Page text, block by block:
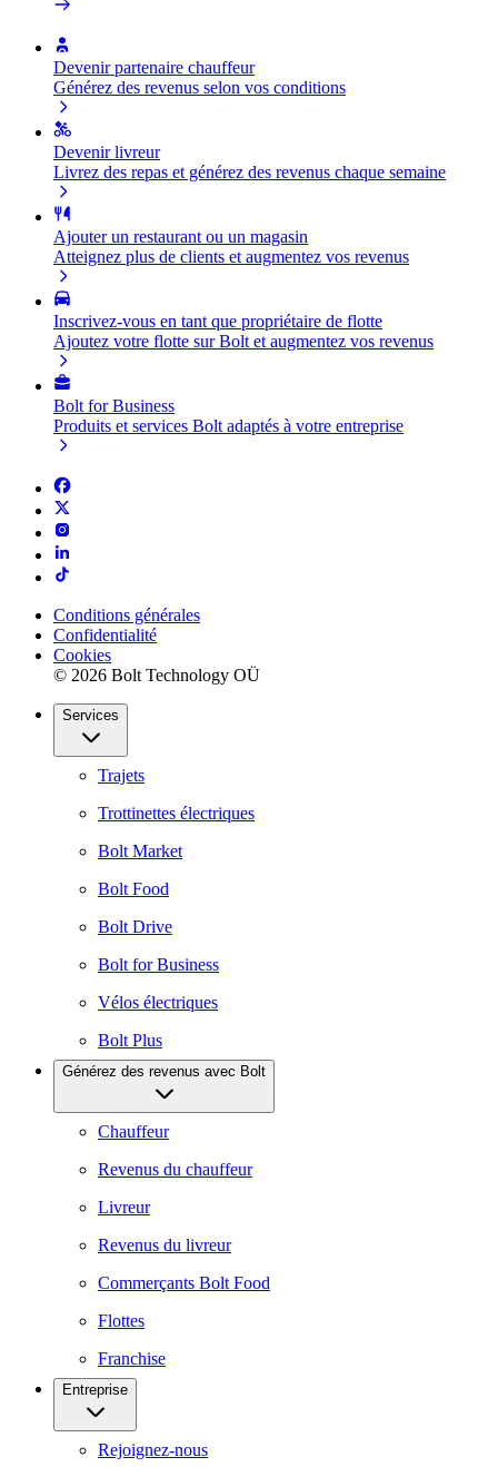
Devenir partenaire chauffeur
Générez des revenus selon vos conditions
Devenir livreur
Livrez des repas et générez des revenus chaque semaine
Ajouter un restaurant ou un magasin
Atteignez plus de clients et augmentez vos revenus
Inscrivez-vous en tant que propriétaire de flotte
Ajoutez votre flotte sur Bolt et augmentez vos revenus
Bolt for Business
Produits et services Bolt adaptés à votre entreprise
Conditions générales
Confidentialité
Cookies
© 2026 Bolt Technology OÜ
Services
Trajets
Trottinettes électriques
Bolt Market
Bolt Food
Bolt Drive
Bolt for Business
Vélos électriques
Bolt Plus
Générez des revenus avec Bolt
Chauffeur
Revenus du chauffeur
Livreur
Revenus du livreur
Commerçants Bolt Food
Flottes
Franchise
Entreprise
Rejoignez-nous